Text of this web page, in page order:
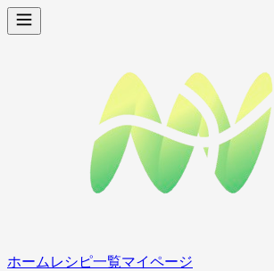
ホームレシピ一覧マイページ